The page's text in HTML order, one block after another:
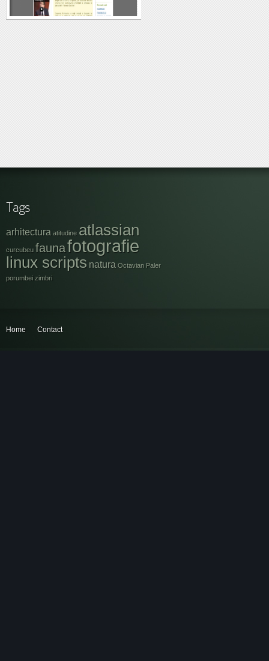
Tags
arhitectura atitudine atlassian
curcubeu faunafotografie
linux scripts natura Octavian Paler
porumbei zimbri
Home Contact